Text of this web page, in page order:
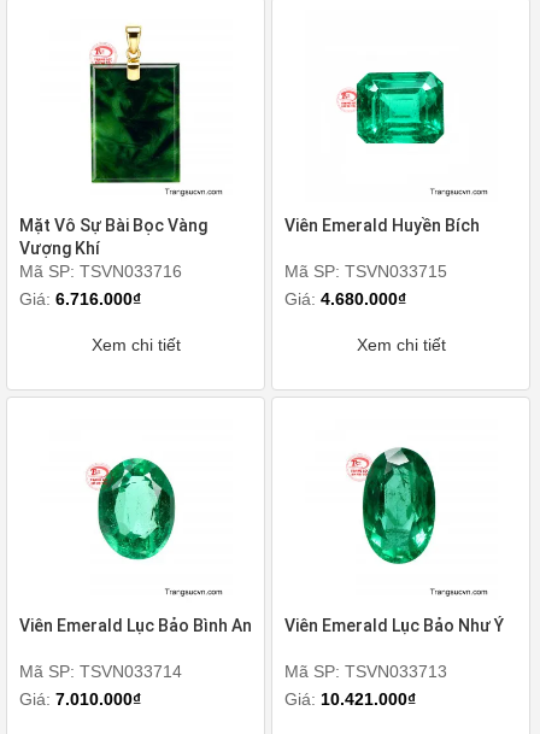
Mặt Vô Sự Bài Bọc Vàng
Vượng Khí
Mã SP: TSVN033716
Giá: 6.716.000₫
Xem chi tiết
Viên Emerald Huyền Bích
Mã SP: TSVN033715
Giá:4.680.000₫
Xem chi tiết
Viên Emerald Lục Bảo Bình An
Mã SP: TSVN033714
Giá: 7.010.000₫
Viên Emerald Lục Bảo Như Ý
Mã SP: TSVN033713
Giá: 10.421.000₫